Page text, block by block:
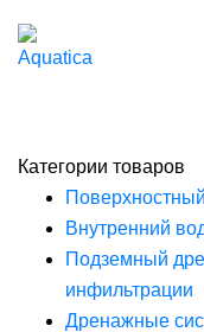
Категории товаров
Внутренний
Подземный
инфильтрации
Дренажные